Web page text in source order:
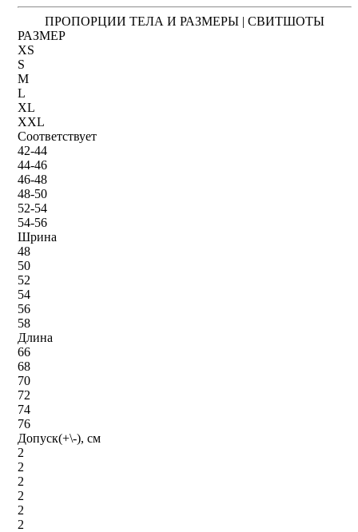
ПРОПОРЦИИ ТЕЛА И РАЗМЕРЫ | СВИТШОТЫ
РАЗМЕР
XS
S
M
L
XL
XXL
Соответствует
42-44
44-46
46-48
48-50
52-54
54-56
Шрина
48
50
52
54
56
58
Длина
66
68
70
72
74
76
Допуск(+\-), см
2
2
2
2
2
2